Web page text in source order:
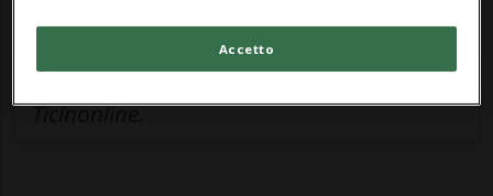
Entra nelcanale WhatsAppdi
Ticinonline.
Accetto